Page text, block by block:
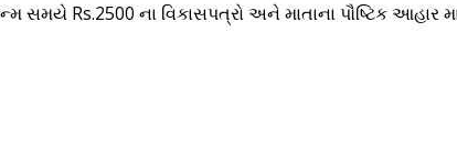
સમયે Rs.2500 ના વિકાસપત્રો અને માતાના પૌષ્ટિક આહાર